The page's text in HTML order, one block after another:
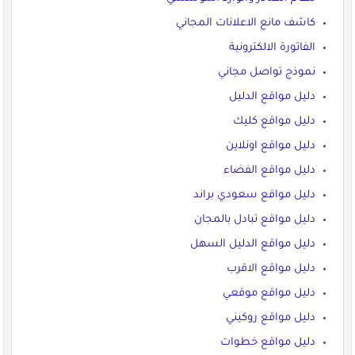
كاشف مانع الاعلانات المجاني
الفاتورة الالكترونية
نموذج تواصل مجاني
دليل مواقع الدليل
دليل مواقع كليك
دليل مواقع اونلاين
دليل مواقع الفضاء
دليل مواقع سعودي براند
دليل مواقع تبادل بالمجان
دليل مواقع الدليل السهل
دليل مواقع الاقرب
دليل مواقع موقعي
دليل مواقع روكيني
دليل مواقع خطوات